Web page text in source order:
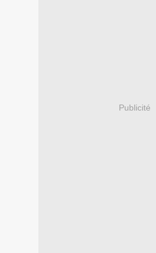
Publicité